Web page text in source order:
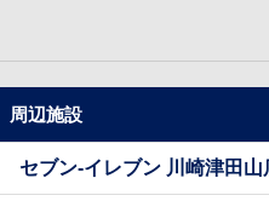
周辺施設
セブン-イレブン 川崎津田山